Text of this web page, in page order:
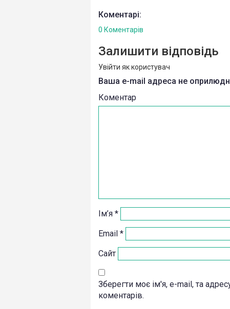
Коментарі:
0 Коментарів
Залишити відповідь
Увійти як користувач
Ваша e-mail адреса не
Коментар
Ім’я *
Email *
Сайт
Зберегти моє ім'я, e-mail, та
коментарів.